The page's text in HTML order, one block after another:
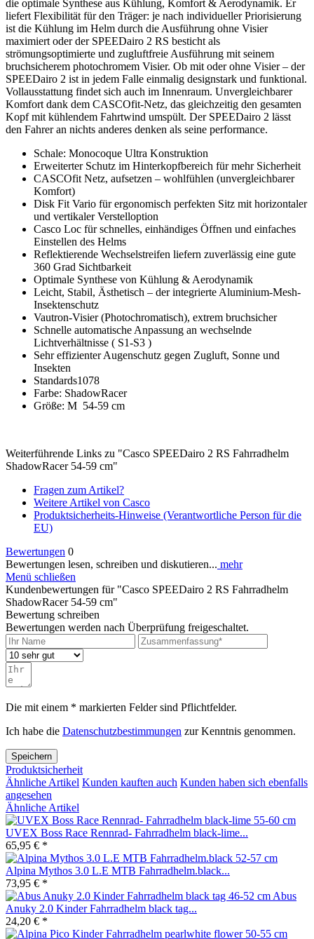
die optimale Synthese aus Kühlung, Komfort & Aerodynamik. Er
liefert Flexibilität für den Träger: je nach individueller Priorisierung
ist die Kühlung im Helm durch die Ausführung ohne Visier
maximiert oder der SPEEDairo 2 RS besticht als
strömungsoptimierte und zugluftfreie Ausführung mit seinem
bruchsicherem photochromem Visier. Ob mit oder ohne Visier – der
SPEEDairo 2 ist in jedem Falle einmalig designstark und funktional.
Vollausstattung findet sich auch im Innenraum. Unvergleichbarer
Komfort dank dem CASCOfit-Netz, das gleichzeitig den gesamten
Kopf mit kühlendem Fahrtwind umspült. Der SPEEDairo 2 lässt
den Fahrer an nichts anderes denken als seine performance.
Schale: Monocoque Ultra Konstruktion
Erweiterter Schutz im Hinterkopfbereich für mehr Sicherheit
CASCOfit Netz, aufsetzen – wohlfühlen (unvergleichbarer
Komfort)
Disk Fit Vario für ergonomisch perfekten Sitz mit horizontaler
und vertikaler Verstelloption
Casco Loc für schnelles, einhändiges Öffnen und einfaches
Einstellen des Helms
Reflektierende Wechselstreifen liefern zuverlässig eine gute
360 Grad Sichtbarkeit
Optimale Synthese von Kühlung & Aerodynamik
Leicht, Stabil, Ästhetisch – der integrierte Aluminium-Mesh-
Insektenschutz
Vautron-Visier (Photochromatisch), extrem bruchsicher
Schnelle automatische Anpassung an wechselnde
Lichtverhältnisse ( S1-S3 )
Sehr effizienter Augenschutz gegen Zugluft, Sonne und
Insekten
Standards1078
Farbe: ShadowRacer
Größe: M 54-59 cm
Weiterführende Links zu "Casco SPEEDairo 2 RS Fahrradhelm
ShadowRacer 54-59 cm"
Fragen zum Artikel?
Weitere Artikel von Casco
Produktsicherheits-Hinweise (Verantwortliche Person für die
EU)
Bewertungen 0
Bewertungen lesen, schreiben und diskutieren... mehr
Menü schließen
Kundenbewertungen für "Casco SPEEDairo 2 RS Fahrradhelm
ShadowRacer 54-59 cm"
Bewertung schreiben
Bewertungen werden nach Überprüfung freigeschaltet.
Die mit einem * markierten Felder sind Pflichtfelder.
Ich habe die Datenschutzbestimmungen zur Kenntnis genommen.
Speichern
Produktsicherheit
Ähnliche Artikel Kunden kauften auch Kunden haben sich ebenfalls
angesehen
Ähnliche Artikel
UVEX Boss Race Rennrad- Fahrradhelm black-lime...
65,95 € *
Alpina Mythos 3.0 L.E MTB Fahrradhelm.black...
73,95 € *
Abus
Anuky 2.0 Kinder Fahrradhelm black tag...
24,20 € *